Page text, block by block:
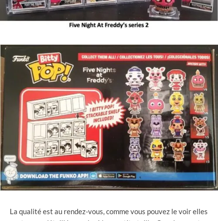
La qualité est au rendez-vous, comme vous pouvez le voir elles